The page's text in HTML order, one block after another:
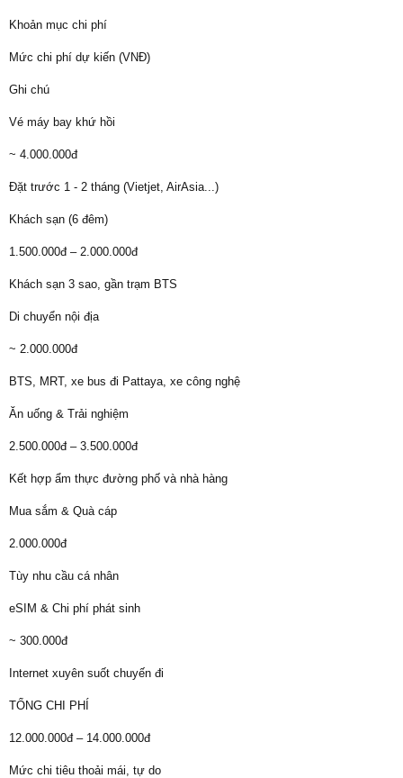
Khoản mục chi phí
Mức chi phí dự kiến (VNĐ)
Ghi chú
Vé máy bay khứ hồi
~ 4.000.000đ
Đặt trước 1 - 2 tháng (Vietjet, AirAsia...)
Khách sạn (6 đêm)
1.500.000đ – 2.000.000đ
Khách sạn 3 sao, gần trạm BTS
Di chuyển nội địa
~ 2.000.000đ
BTS, MRT, xe bus đi Pattaya, xe công nghệ
Ăn uống & Trải nghiệm
2.500.000đ – 3.500.000đ
Kết hợp ẩm thực đường phố và nhà hàng
Mua sắm & Quà cáp
2.000.000đ
Tùy nhu cầu cá nhân
eSIM & Chi phí phát sinh
~ 300.000đ
Internet xuyên suốt chuyến đi
TỔNG CHI PHÍ
12.000.000đ – 14.000.000đ
Mức chi tiêu thoải mái, tự do